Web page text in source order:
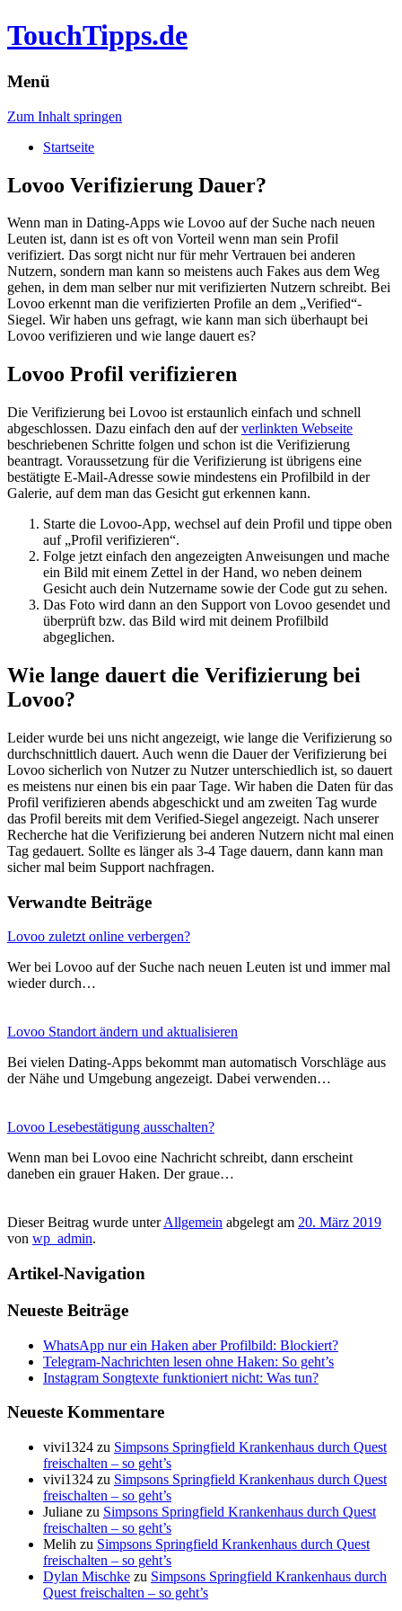
TouchTipps.de
Menü
Zum Inhalt springen
Startseite
Lovoo Verifizierung Dauer?
Wenn man in Dating-Apps wie Lovoo auf der Suche nach neuen
Leuten ist, dann ist es oft von Vorteil wenn man sein Profil
verifiziert. Das sorgt nicht nur für mehr Vertrauen bei anderen
Nutzern, sondern man kann so meistens auch Fakes aus dem Weg
gehen, in dem man selber nur mit verifizierten Nutzern schreibt. Bei
Lovoo erkennt man die verifizierten Profile an dem „Verified“-
Siegel. Wir haben uns gefragt, wie kann man sich überhaupt bei
Lovoo verifizieren und wie lange dauert es?
Lovoo Profil verifizieren
Die Verifizierung bei Lovoo ist erstaunlich einfach und schnell
abgeschlossen. Dazu einfach den auf derverlinkten Webseite
beschriebenen Schritte folgen und schon ist die Verifizierung
beantragt. Voraussetzung für die Verifizierung ist übrigens eine
bestätigte E-Mail-Adresse sowie mindestens ein Profilbild in der
Galerie, auf dem man das Gesicht gut erkennen kann.
Starte die Lovoo-App, wechsel auf dein Profil und tippe oben
auf „Profil verifizieren“.
Folge jetzt einfach den angezeigten Anweisungen und mache
ein Bild mit einem Zettel in der Hand, wo neben deinem
Gesicht auch dein Nutzername sowie der Code gut zu sehen.
Das Foto wird dann an den Support von Lovoo gesendet und
überprüft bzw. das Bild wird mit deinem Profilbild
abgeglichen.
Wie lange dauert die Verifizierung bei
Lovoo?
Leider wurde bei uns nicht angezeigt, wie lange die Verifizierung so
durchschnittlich dauert. Auch wenn die Dauer der Verifizierung bei
Lovoo sicherlich von Nutzer zu Nutzer unterschiedlich ist, so dauert
es meistens nur einen bis ein paar Tage. Wir haben die Daten für das
Profil verifizieren abends abgeschickt und am zweiten Tag wurde
das Profil bereits mit dem Verified-Siegel angezeigt. Nach unserer
Recherche hat die Verifizierung bei anderen Nutzern nicht mal einen
Tag gedauert. Sollte es länger als 3-4 Tage dauern, dann kann man
sicher mal beim Support nachfragen.
Verwandte Beiträge
Lovoo zuletzt online verbergen?
Wer bei Lovoo auf der Suche nach neuen Leuten ist und immer mal
wieder durch…
Lovoo Standort ändern und aktualisieren
Bei vielen Dating-Apps bekommt man automatisch Vorschläge aus
der Nähe und Umgebung angezeigt. Dabei verwenden…
Lovoo Lesebestätigung ausschalten?
Wenn man bei Lovoo eine Nachricht schreibt, dann erscheint
daneben ein grauer Haken. Der graue…
Dieser Beitrag wurde unterAllgemein abgelegt am 20. März 2019
von wp_admin.
Artikel-Navigation
Neueste Beiträge
WhatsApp nur ein Haken aber Profilbild: Blockiert?
Telegram-Nachrichten lesen ohne Haken: So geht’s
Instagram Songtexte funktioniert nicht: Was tun?
Neueste Kommentare
vivi1324 zu Simpsons Springfield Krankenhaus durch Quest
freischalten – so geht’s
vivi1324 zu Simpsons Springfield Krankenhaus durch Quest
freischalten – so geht’s
Juliane zu Simpsons Springfield Krankenhaus durch Quest
freischalten – so geht’s
Melih zu Simpsons Springfield Krankenhaus durch Quest
freischalten – so geht’s
Dylan Mischke zu Simpsons Springfield Krankenhaus durch
Quest freischalten – so geht’s